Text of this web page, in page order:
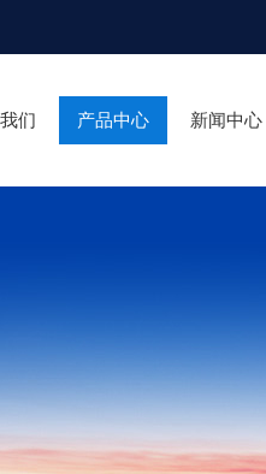
们 产品中心 新闻中心